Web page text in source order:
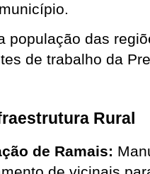
população das
de trabalho da
Rural
de Ramais: